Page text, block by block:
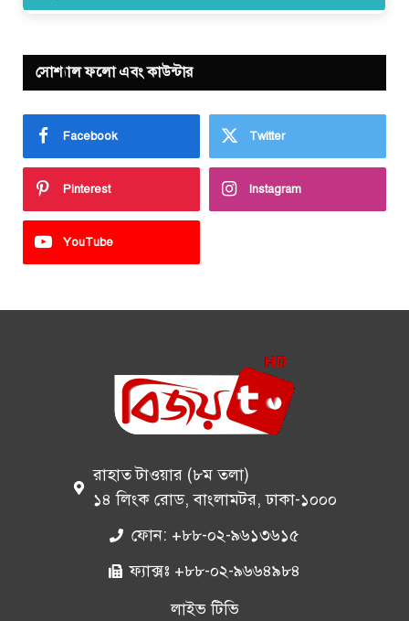
সোশ্যাল ফলো এবং কাউন্টার
Facebook Twitter
Pinterest Instagram
YouTube
রাহাত টাওয়ার (৮ম তলা)
১৪ লিংক রোড, বাংলামটর, ঢাকা-১০০০
ফোন: +৮৮-০২-৯৬১৩৬১৫
ফ্যাক্সঃ +৮৮-০২-৯৬৬৪৯৮৪
লাইভ টিভি